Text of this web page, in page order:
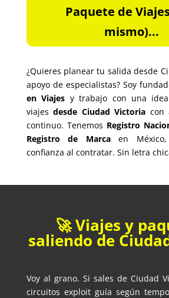
Paquete de
mismo)...
¿Quieres planear tu salida desde
apoyo de especialistas? Soy
en Viajes y trabajo con una
viajesdesde Ciudad Victoria con
continuo. Tenemos Registro
Registro de Marcaen
confianza al contratar. Sin letra
🚀 Viajes y
saliendo de
Voy al grano. Si sales de Ciudad
circuitos exploit guía según